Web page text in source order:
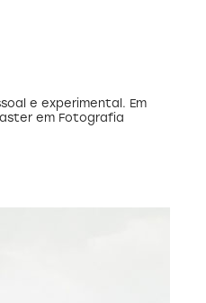
e experimental. Em
em Fotografia